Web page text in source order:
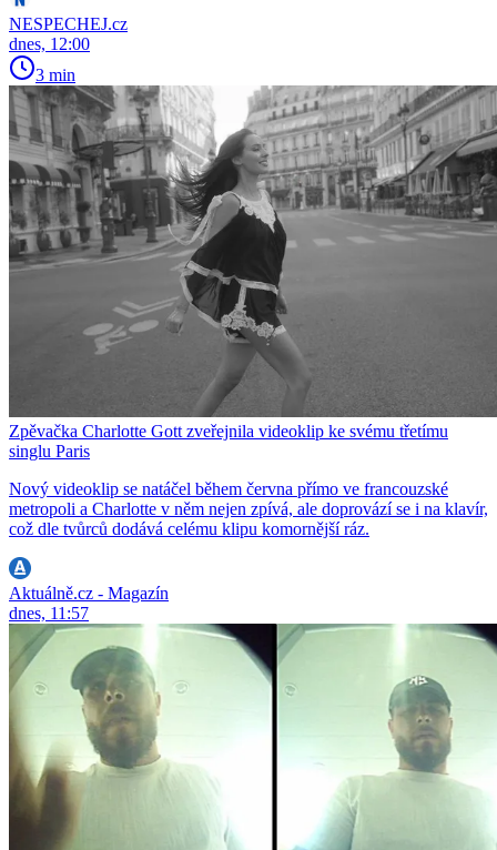
NESPECHEJ.cz
dnes, 12:00
3 min
Zpěvačka Charlotte Gott zveřejnila videoklip ke svému třetímu
singlu Paris
Nový videoklip se natáčel během června přímo ve francouzské
metropoli a Charlotte v něm nejen zpívá, ale doprovází se i na klavír,
což dle tvůrců dodává celému klipu komornější ráz.
Aktuálně.cz - Magazín
dnes, 11:57